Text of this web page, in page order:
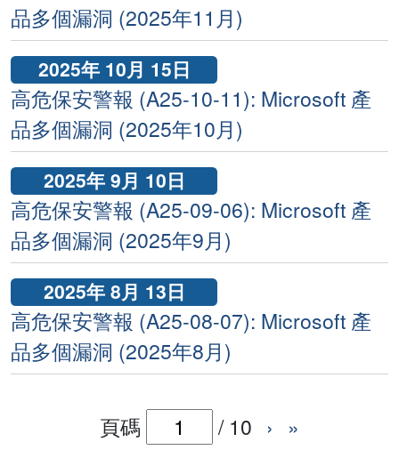
品多個漏洞 (2025年11月)
2025年 10月 15日
高危保安警報 (A25-10-11): Microsoft 產
品多個漏洞 (2025年10月)
2025年 9月 10日
高危保安警報 (A25-09-06): Microsoft 產
品多個漏洞 (2025年9月)
2025年 8月 13日
高危保安警報 (A25-08-07): Microsoft 產
品多個漏洞 (2025年8月)
頁碼 / 10 › »